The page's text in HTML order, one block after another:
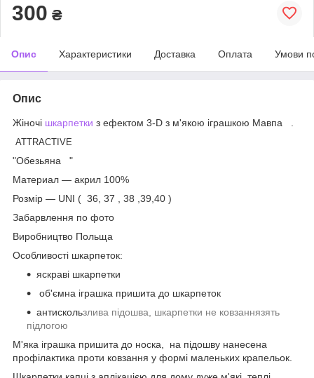
300 ₴
Опис Характеристики Доставка Оплата Умови
Опис
Жіночі шкарпетки з ефектом 3-D з м'якою іграшкою Мавпа .
ATTRACTIVE
"Обезьяна "
Материал ― акрил 100%
Розмір — UNI ( 36, 37 , 38 ,39,40 )
Забарвлення по фото
Виробництво Польща
Особливості шкарпеток:
яскраві шкарпетки
об'ємна іграшка пришита до шкарпеток
антискользлива підошва, шкарпетки не ковзаннязять
підлогою
М'яка іграшка пришита до носка, на підошву нанесена
профілактика проти ковзання у формі маленьких крапельок.